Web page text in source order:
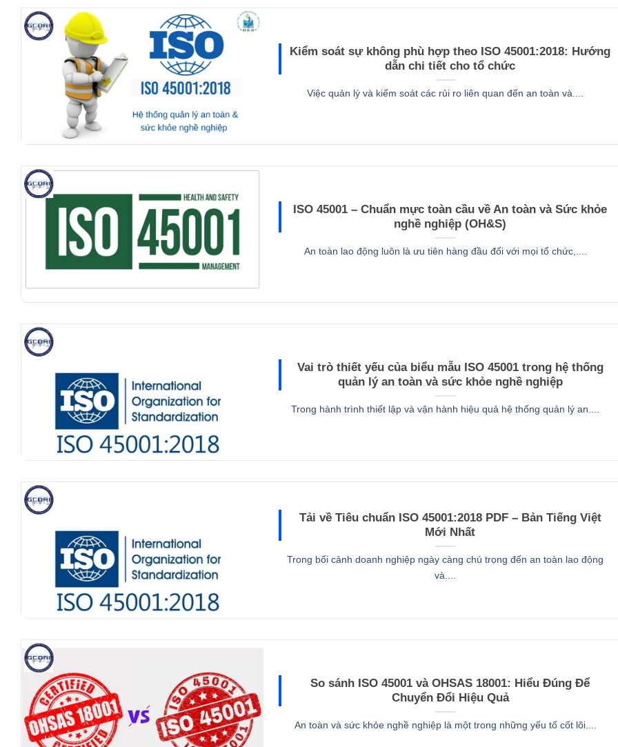
Kiểm soát sự không phù hợp theo ISO 45001:2018: Hướng
dẫn chi tiết cho tổ chức
Việc quản lý và kiểm soát các rủi ro liên quan đến an toàn và....
ISO 45001 – Chuẩn mực toàn cầu về An toàn và Sức khỏe
nghề nghiệp (OH&S)
An toàn lao động luôn là ưu tiên hàng đầu đối với mọi tổ chức,....
Vai trò thiết yếu của biểu mẫu ISO 45001 trong hệ thống
quản lý an toàn và sức khỏe nghề nghiệp
Trong hành trình thiết lập và vận hành hiệu quả hệ thống quản lý an....
Tải về Tiêu chuẩn ISO 45001:2018 PDF – Bản Tiếng Việt
Mới Nhất
Trong bối cảnh doanh nghiệp ngày càng chú trọng đến an toàn lao động
và....
So sánh ISO 45001 và OHSAS 18001: Hiểu Đúng Để
Chuyển Đổi Hiệu Quả
An toàn và sức khỏe nghề nghiệp là một trong những yếu tố cốt lõi....